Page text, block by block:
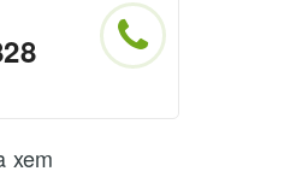
xem